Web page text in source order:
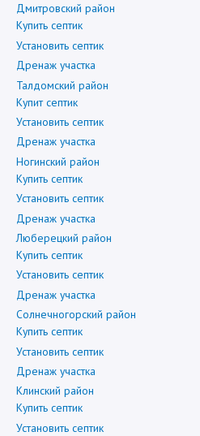
Дмитровский район
Купить септик
Установить септик
Дренаж участка
Талдомский район
Купит септик
Установить септик
Дренаж участка
Ногинский район
Купить септик
Установить септик
Дренаж участка
Люберецкий район
Купить септик
Установить септик
Дренаж участка
Солнечногорский район
Купить септик
Установить септик
Дренаж участка
Клинский район
Купить септик
Установить септик